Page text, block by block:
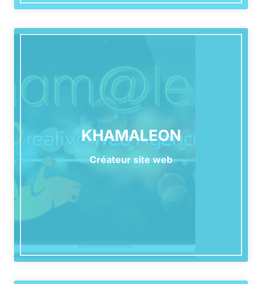
KHAMALEON
Créateur site web